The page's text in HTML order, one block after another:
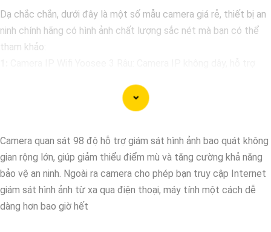
Dạ chắc chắn, dưới đây là một số mẫu camera giá rẻ, thiết bị an
ninh chính hãng có hình ảnh chất lượng sắc nét mà bạn có thể
tham khảo:
Camera Vantech VP-C2112CP: Camera dạng dome, chất
trong nhà hoặc ngoài trời.
🌈3:Camera Hikvision DS-2CE56C0T-IRP: Camera thân hồng
ngoại, chất lượng 1MP, có khả năng quan sát ban đêm tốt, sắc
nét.
🔖4: Camera Dahua HAC-HDBW1200RP-Z: Camera dome chất
Camera quan sát 98 độ hỗ trợ giám sát hình ảnh bao quát không
gian rộng lớn, giúp giảm thiểu điểm mù và tăng cường khả năng
bảo vệ an ninh. Ngoài ra camera cho phép bạn truy cập Internet
giám sát hình ảnh từ xa qua điện thoại, máy tính một cách dễ
dàng hơn bao giờ hết